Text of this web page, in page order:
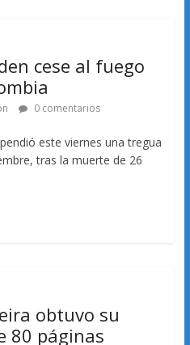
cese al fuego
0 comentarios
este viernes una tregua
tras la muerte de 26
obtuvo su
80 páginas